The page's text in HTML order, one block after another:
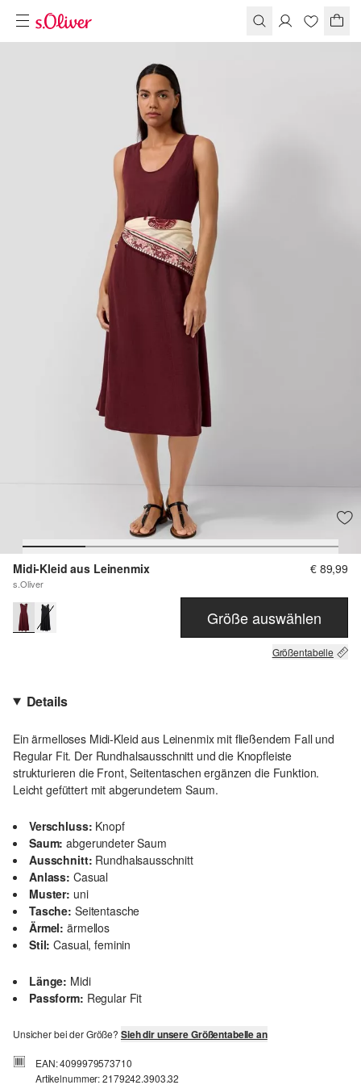
Midi-Kleid aus Leinenmix
s.Oliver
€ 89,99
Größe auswählen
Größentabelle
Details
Ein ärmelloses Midi-Kleid aus Leinenmix mit fließendem Fall und
Regular Fit. Der Rundhalsausschnitt und die Knopfleiste
strukturieren die Front, Seitentaschen ergänzen die Funktion.
Leicht gefüttert mit abgerundetem Saum.
Verschluss: Knopf
Saum: abgerundeter Saum
Ausschnitt: Rundhalsausschnitt
Anlass: Casual
Muster: uni
Tasche: Seitentasche
Ärmel: ärmellos
Stil: Casual, feminin
Länge: Midi
Passform: Regular Fit
Unsicher bei der Größe? Sieh dir unsere Größentabelle an
EAN: 4099979573710
Artikelnummer: 2179242.3903.32